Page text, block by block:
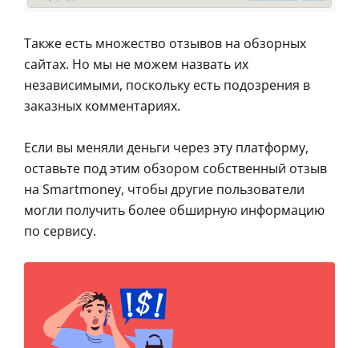
Также есть множество отзывов на обзорных
сайтах. Но мы не можем назвать их
независимыми, поскольку есть подозрения в
заказных комментариях.
Если вы меняли деньги через эту платформу,
оставьте под этим обзором собственный отзыв
на Smartmoney, чтобы другие пользователи
могли получить более обширную информацию
по сервису.